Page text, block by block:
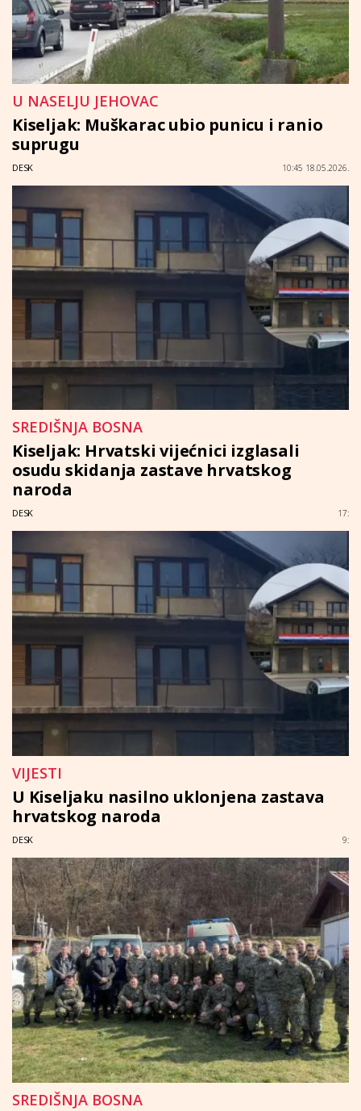
U NASELJU JEHOVAC
Kiseljak: Muškarac ubio punicu i ranio
suprugu
DESK 10:45 18.05.2026.
SREDIŠNJA BOSNA
Kiseljak: Hrvatski vijećnici izglasali
osudu skidanja zastave hrvatskog
naroda
DESK 17:
VIJESTI
U Kiseljaku nasilno uklonjena zastava
hrvatskog naroda
DESK 9:
SREDIŠNJA BOSNA